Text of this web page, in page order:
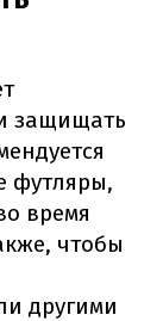
защищать
футляры,
время
чтобы
другими